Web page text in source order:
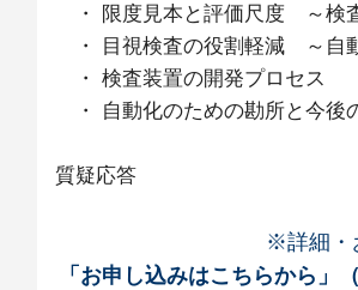
・ 限度見本と評価尺度 ～検
・ 目視検査の役割軽減 ～自
・ 検査装置の開発プロセス
・ 自動化のための勘所と今後
質疑応答
※詳細・
「お申し込みはこちらから」